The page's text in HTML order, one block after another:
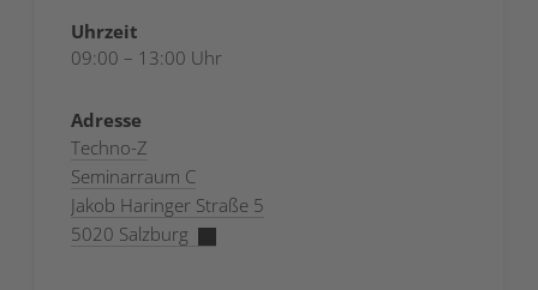
Uhrzeit
09:00 – 13:00 Uhr
Adresse
Techno-Z
Seminarraum C
Jakob Haringer Straße 5
5020 Salzburg​